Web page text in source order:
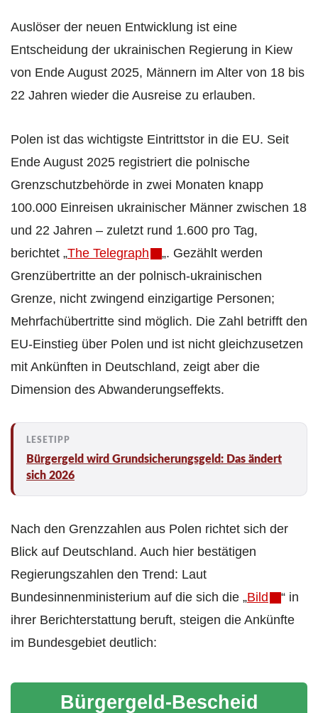
Auslöser der neuen Entwicklung ist eine
Entscheidung der ukrainischen Regierung in Kiew
von Ende August 2025, Männern im Alter von 18 bis
22 Jahren wieder die Ausreise zu erlauben.
Polen ist das wichtigste Eintrittstor in die EU. Seit
Ende August 2025 registriert die polnische
Grenzschutzbehörde in zwei Monaten knapp
100.000 Einreisen ukrainischer Männer zwischen 18
und 22 Jahren – zuletzt rund 1.600 pro Tag,
berichtet „The Telegraph
„. Gezählt werden
Grenzübertritte an der polnisch-ukrainischen
Grenze, nicht zwingend einzigartige Personen;
Mehrfachübertritte sind möglich. Die Zahl betrifft den
EU-Einstieg über Polen und ist nicht gleichzusetzen
mit Ankünften in Deutschland, zeigt aber die
Dimension des Abwanderungseffekts.
Bürgergeld wird Grundsicherungsgeld: Das ändert
sich 2026
Nach den Grenzzahlen aus Polen richtet sich der
Blick auf Deutschland. Auch hier bestätigen
Regierungszahlen den Trend: Laut
Bundesinnenministerium auf die sich die „Bild
“ in
ihrer Berichterstattung beruft, steigen die Ankünfte
im Bundesgebiet deutlich:
Bürgergeld-Bescheid